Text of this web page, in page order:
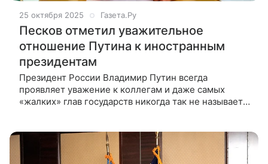
25 октября 2025 Газета.Ру
Песков отметил уважительное
отношение Путина к иностранным
президентам
Президент России Владимир Путин всегда
проявляет уважение к коллегам и даже самых
«жалких» глав государств никогда так не называет.
«жалких» глав государств никогда так не н